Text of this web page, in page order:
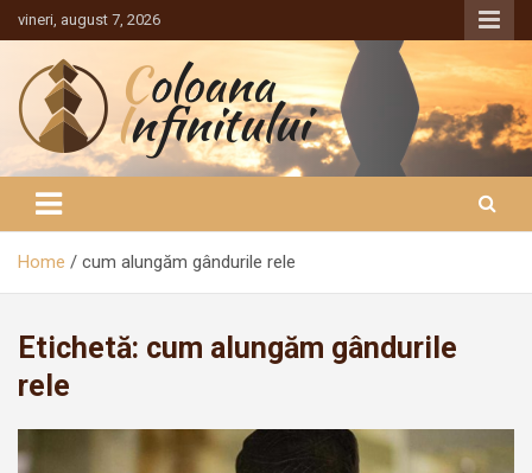
Sari
la
conținut
vineri, august 7, 2026
Coloana Infinitului
Home cum alungăm gândurile rele
Etichetă: cum alungăm gândurile
rele